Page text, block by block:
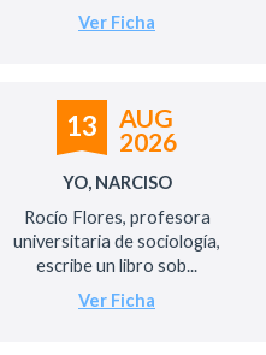
Ver Ficha
13
AUG
2026
YO, NARCISO
Rocío Flores, profesora
universitaria de sociología,
escribe un libro sob...
Ver Ficha